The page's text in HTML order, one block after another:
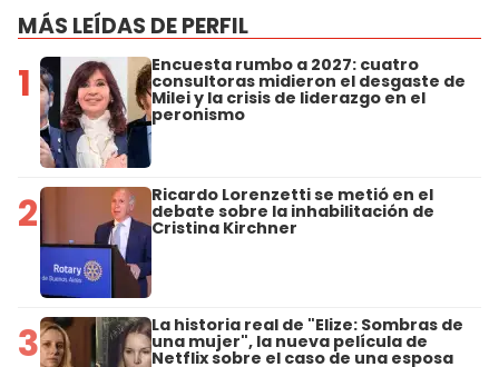
MÁS LEÍDAS DE PERFIL
1 Encuesta rumbo a 2027: cuatro
consultoras midieron el desgaste de
Milei y la crisis de liderazgo en el
peronismo
2 Ricardo Lorenzetti se metió en el
debate sobre la inhabilitación de
Cristina Kirchner
3 La historia real de "Elize: Sombras de
una mujer", la nueva película de
Netflix sobre el caso de una esposa